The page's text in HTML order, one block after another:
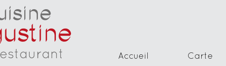
Accueil Carte